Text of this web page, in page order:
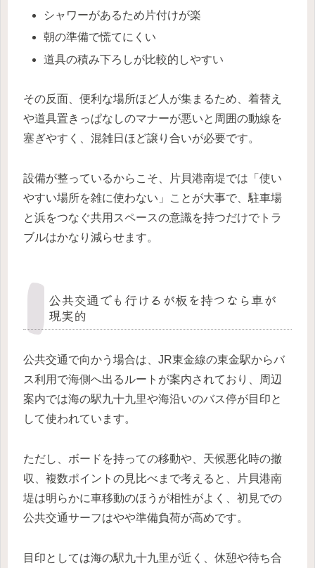
シャワーがあるため片付けが楽
朝の準備で慌てにくい
道具の積み下ろしが比較的しやすい
その反面、便利な場所ほど人が集まるため、着替え
や道具置きっぱなしのマナーが悪いと周囲の動線を
塞ぎやすく、混雑日ほど譲り合いが必要です。
設備が整っているからこそ、片貝港南堤では「使い
やすい場所を雑に使わない」ことが大事で、駐車場
と浜をつなぐ共用スペースの意識を持つだけでトラ
ブルはかなり減らせます。
公共交通でも行けるが板を持つなら車が
現実的
公共交通で向かう場合は、JR東金線の東金駅からバ
ス利用で海側へ出るルートが案内されており、周辺
案内では海の駅九十九里や海沿いのバス停が目印と
して使われています。
ただし、ボードを持っての移動や、天候悪化時の撤
収、複数ポイントの見比べまで考えると、片貝港南
堤は明らかに車移動のほうが相性がよく、初見での
公共交通サーフはやや準備負荷が高めです。
目印としては海の駅九十九里が近く、休憩や待ち合